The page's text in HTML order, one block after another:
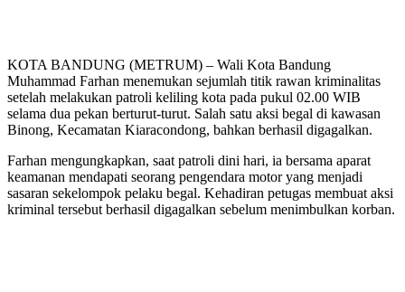
KOTA BANDUNG (METRUM) – Wali Kota Bandung
Muhammad Farhan menemukan sejumlah titik rawan kriminalitas
setelah melakukan patroli keliling kota pada pukul 02.00 WIB
selama dua pekan berturut-turut. Salah satu aksi begal di kawasan
Binong, Kecamatan Kiaracondong, bahkan berhasil digagalkan.
Farhan mengungkapkan, saat patroli dini hari, ia bersama aparat
keamanan mendapati seorang pengendara motor yang menjadi
sasaran sekelompok pelaku begal. Kehadiran petugas membuat aksi
kriminal tersebut berhasil digagalkan sebelum menimbulkan korban.